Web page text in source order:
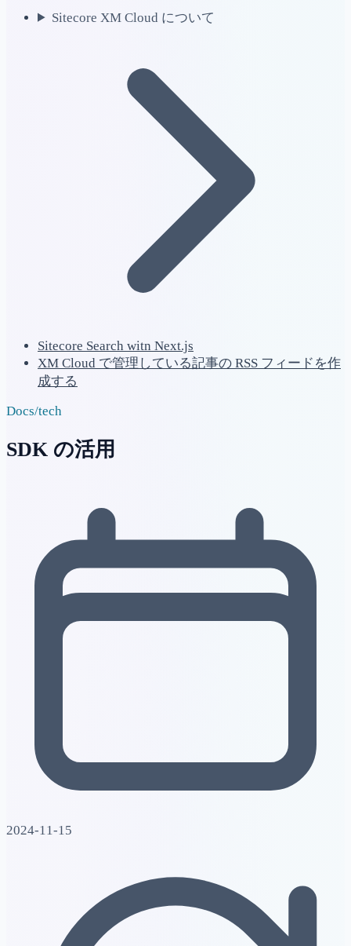
Sitecore XM Cloud について
Sitecore Search witn Next.js
XM Cloud で管理している記事の RSS フィードを作
成する
Docs/tech
SDK の活用
2024-11-15